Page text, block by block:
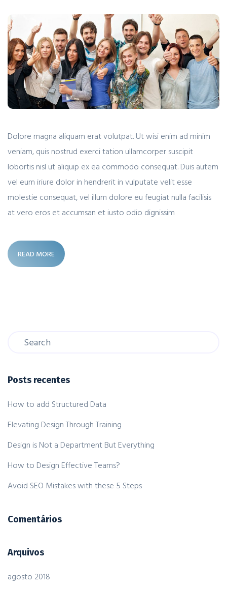
Dolore magna aliquam erat volutpat. Ut wisi enim ad minim
veniam, quis nostrud exerci tation ullamcorper suscipit
lobortis nisl ut aliquip ex ea commodo consequat. Duis autem
vel eum iriure dolor in hendrerit in vulputate velit esse
molestie consequat, vel illum dolore eu feugiat nulla facilisis
at vero eros et accumsan et iusto odio dignissim
READ MORE
Posts recentes
How to add Structured Data
Elevating Design Through Training
Design is Not a Department But Everything
How to Design Effective Teams?
Avoid SEO Mistakes with these 5 Steps
Comentários
Arquivos
agosto 2018